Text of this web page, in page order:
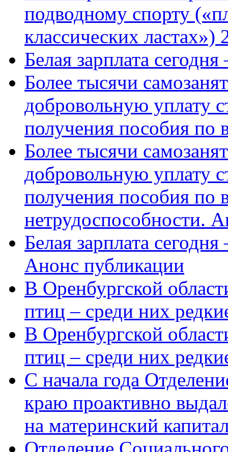
подводному спорту
классических ластах»)
Белая зарплата
Более тысячи
добровольную уплату
получения пособия по
Более тысячи
добровольную уплату
получения пособия по
нетрудоспособности.
Белая зарплата
Анонс публикации
В Оренбургской
птиц – среди них
В Оренбургской
птиц – среди них
С начала года
краю проактивно
на материнский